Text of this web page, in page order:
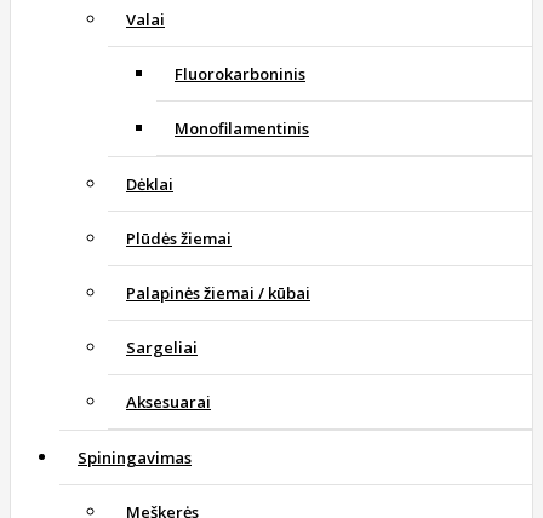
Valai
Fluorokarboninis
Monofilamentinis
Dėklai
Plūdės žiemai
Palapinės žiemai / kūbai
Sargeliai
Aksesuarai
Spiningavimas
Meškerės